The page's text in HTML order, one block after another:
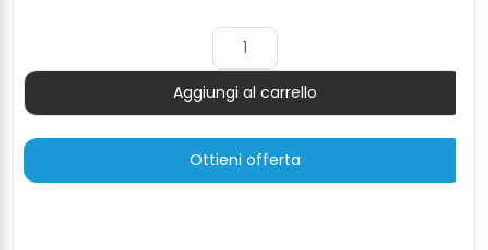
Quantità
Aggiungi al carrello
Ottieni offerta